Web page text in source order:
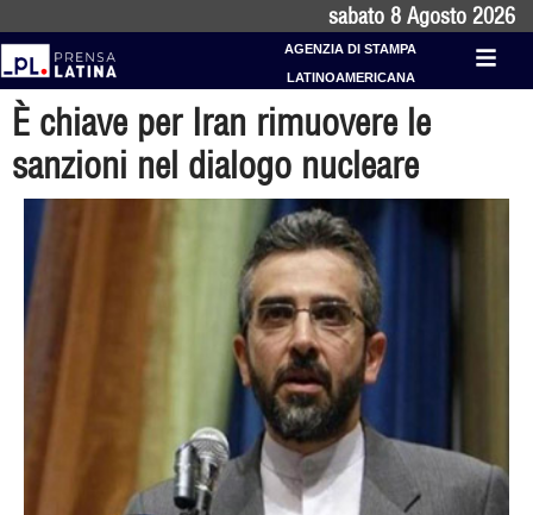
sabato 8 Agosto 2026
AGENZIA DI STAMPA
LATINOAMERICANA
È chiave per Iran rimuovere le
sanzioni nel dialogo nucleare